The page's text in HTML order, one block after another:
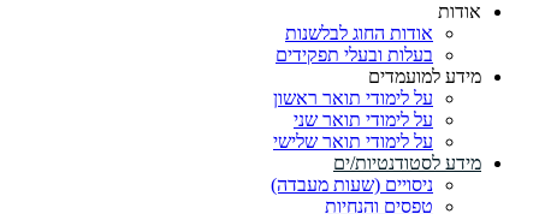
אודות
אודות החוג לבלשנות
בעלות ובעלי תפקידים
מידע למועמדים
על לימודי תואר ראשון
על לימודי תואר שני
על לימודי תואר שלישי
מידע לסטודנטיות/ים
ניסויים (שעות מעבדה)
טפסים והנחיות